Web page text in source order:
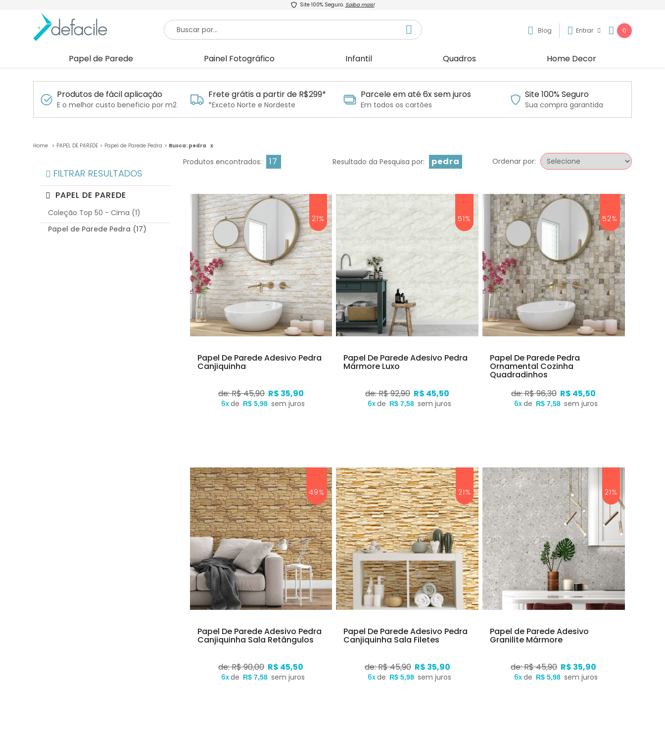
Site 100% Seguro. Saiba mais!
Blog Entrar 0
Papel de Parede Painel Fotográfico Infantil Quadros Home Decor
Produtos de fácil aplicação
E o melhor custo beneficio por m2
Frete grátis a partir de R$299*
*Exceto Norte e Nordeste
Parcele em até 6x sem juros
Em todos os cartões
Site 100% Seguro
Sua compra garantida
PAPEL DE PAREDE Papel de Parede Pedra Busca: pedra x
Produtos encontrados: 17 Resultado da Pesquisa por: pedra Ordenar por:
21%
Papel De Parede Adesivo Pedra
Canjiquinha
de: R$ 45,90 R$ 35,90
6xde R$ 5,98 sem juros
51%
Papel De Parede Adesivo Pedra
Mármore Luxo
de: R$ 92,90 R$ 45,50
6xde R$ 7,58 sem juros
52%
Papel De Parede Pedra
Ornamental Cozinha
Quadradinhos
de: R$ 96,30 R$ 45,50
6xde R$ 7,58 sem juros
49%
Papel De Parede Adesivo Pedra
Canjiquinha Sala Retângulos
de: R$ 90,00 R$ 45,50
6xde R$ 7,58 sem juros
21%
Papel De Parede Adesivo Pedra
Canjiquinha Sala Filetes
de: R$ 45,90 R$ 35,90
6xde R$ 5,98 sem juros
21%
Papel de Parede Adesivo
Granilite Mármore
de: R$ 45,90 R$ 35,90
6xde R$ 5,98 sem juros
FILTRAR RESULTADOS
PAPEL DE PAREDE
Coleção Top 50 - Cima (1)
Papel de Parede Pedra (17)